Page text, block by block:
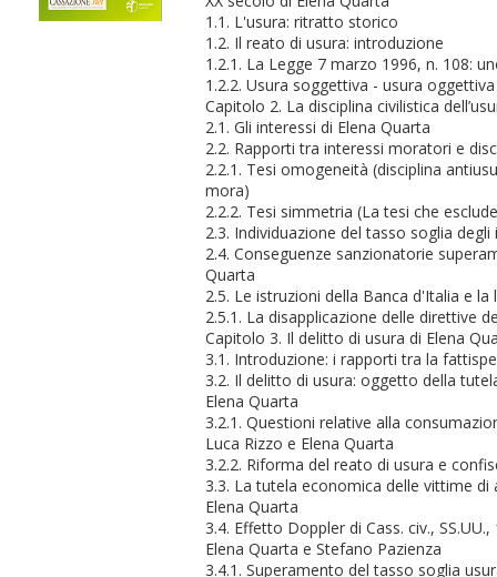
1.1. L'usura: ritratto storico
1.2. Il reato di usura: introduzione
1.2.1. La Legge 7 marzo 1996, n. 108:
1.2.2. Usura soggettiva - usura
Capitolo 2. La disciplina civilistica
2.1. Gli interessi di Elena Quarta
2.2. Rapporti tra interessi moratori e
2.2.1. Tesi omogeneità (disciplina
mora)
2.2.2. Tesi simmetria (La tesi che
2.3. Individuazione del tasso soglia
2.4. Conseguenze sanzionatorie
Quarta
2.5. Le istruzioni della Banca d'Italia e
2.5.1. La disapplicazione delle direttive
Capitolo 3. Il delitto di usura di Elena
3.1. Introduzione: i rapporti tra la
3.2. Il delitto di usura: oggetto della
Elena Quarta
3.2.1. Questioni relative alla
Luca Rizzo e Elena Quarta
3.2.2. Riforma del reato di usura e
3.3. La tutela economica delle vittime
Elena Quarta
3.4. Effetto Doppler di Cass. civ.,
Elena Quarta e Stefano Pazienza
3.4.1. Superamento del tasso soglia